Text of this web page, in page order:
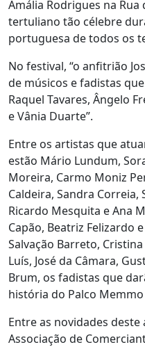
Amália Rodrigues na
tertuliano tão célebre
portuguesa de todos os
No festival, “o anfitrião
de músicos e fadistas
Raquel Tavares, Ângelo
e Vânia Duarte”.
Entre os artistas que
estão Mário Lundum,
Moreira, Carmo Moniz
Caldeira, Sandra Correia,
Ricardo Mesquita e Ana
Capão, Beatriz Felizardo
Salvação Barreto,
Luís, José da Câmara,
Brum, os fadistas que
história do Palco
Entre as novidades
Associação de